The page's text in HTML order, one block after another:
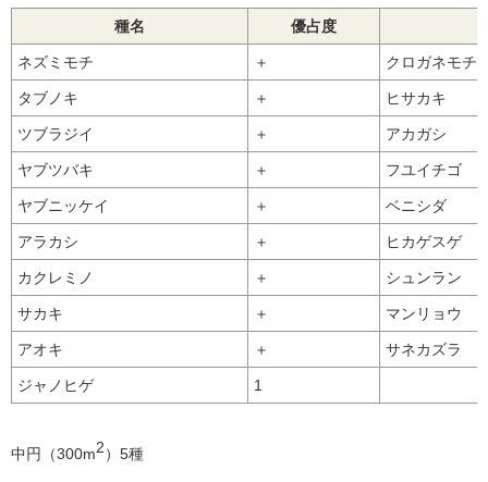
種名 優占度
ネズミモチ ＋ クロガネモチ
タブノキ ＋ ヒサカキ
ツブラジイ ＋ アカガシ
ヤブツバキ ＋ フユイチゴ
ヤブニッケイ ＋ ベニシダ
アラカシ ＋ ヒカゲスゲ
カクレミノ ＋ シュンラン
サカキ ＋ マンリョウ
アオキ ＋ サネカズラ
ジャノヒゲ 1
中円（300m2）5種